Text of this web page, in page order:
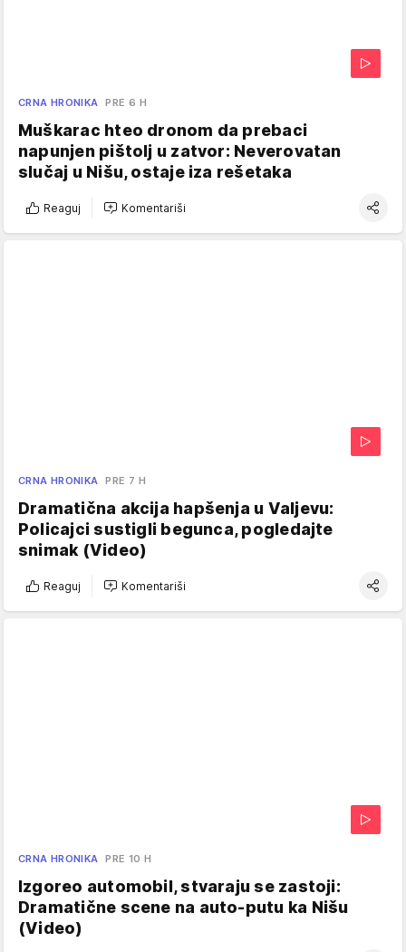
CRNA HRONIKA PRE 6 H
Muškarac hteo dronom da prebaci
napunjen pištolj u zatvor: Neverovatan
slučaj u Nišu, ostaje iza rešetaka
Reaguj Komentariši
CRNA HRONIKA PRE 7 H
Dramatična akcija hapšenja u Valjevu:
Policajci sustigli begunca, pogledajte
snimak (Video)
Reaguj Komentariši
CRNA HRONIKA PRE 10 H
Izgoreo automobil, stvaraju se zastoji:
Dramatične scene na auto-putu ka Nišu
(Video)